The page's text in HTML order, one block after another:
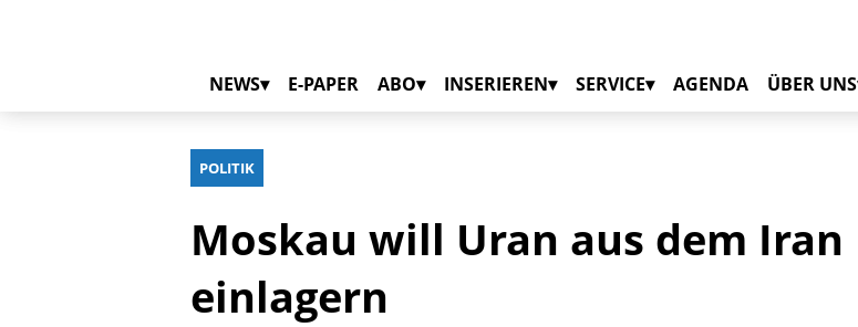
NEWS E-PAPER ABO INSERIEREN SERVICE AGENDA ÜBER UNS
POLITIK
Moskau will Uran aus dem Iran
einlagern